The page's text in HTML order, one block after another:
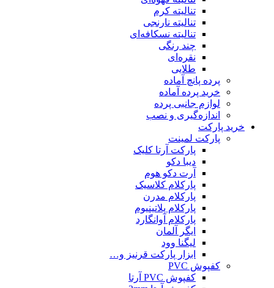
تنالیته کرم
تنالیته نارنجی
تنالیته نسکافه‌ای
چند رنگی
نقره‌ای
طلایی
پرده پانچ آماده
خرید پرده آماده
لوازم جانبی پرده
اندازه‌گیری و نصب
خرید پارکت
پارکت لمینت
پارکت آرتا کلیک
دیبا دکو
آرت دکو هوم
پارکلام کلاسیک
پارکلام مدرن
پارکلام پلاتینیوم
پارکلام آوانگارد
ایگر آلمان
لیگنا وود
ابزار پارکت قرنیز و…
کفپوش PVC
کفپوش PVC آرتا